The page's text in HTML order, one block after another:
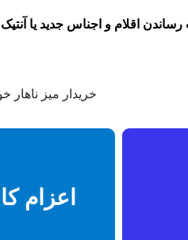
اقلام و اجناس جدید یا
اعزام